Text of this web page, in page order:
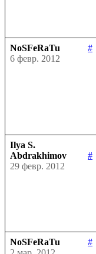
NoSFeRaTu
#
6 февр. 2012
Ilya S.
Abdrakhimov
#
29 февр. 2012
NoSFeRaTu
#